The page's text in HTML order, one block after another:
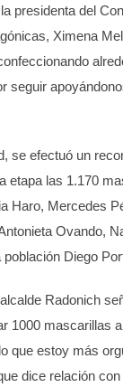
presidenta del
Ximena
seguir
se efectuó un
etapa las 1.170
Haro, Mercedes
Ovando,
población Diego
Radonich
1000 mascarillas
que estoy más
dice relación